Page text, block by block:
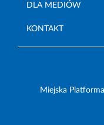
DLA MEDIÓW
KONTAKT
Miejska